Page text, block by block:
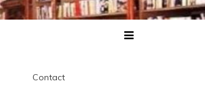
Contact